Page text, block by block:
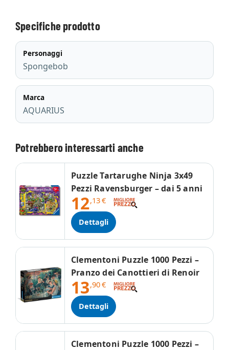
Specifiche prodotto
Personaggi
Spongebob
Marca
AQUARIUS
Potrebbero interessarti anche
Puzzle Tartarughe Ninja 3x49
Pezzi Ravensburger – dai 5 anni
12,13€
Dettagli
Clementoni Puzzle 1000 Pezzi –
Pranzo dei Canottieri di Renoir
13,90€
Dettagli
Clementoni Puzzle 1000 Pezzi –